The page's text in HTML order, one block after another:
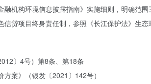
融机构环境信息披露指南》实施细则，明确范
信贷项目终身责任制，参照《长江保护法》生
〕4号）第8条、第18条
方案》（银发〔2021〕142号）